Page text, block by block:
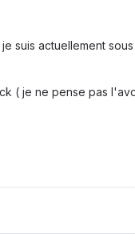
suis actuellement
( je ne pense pas